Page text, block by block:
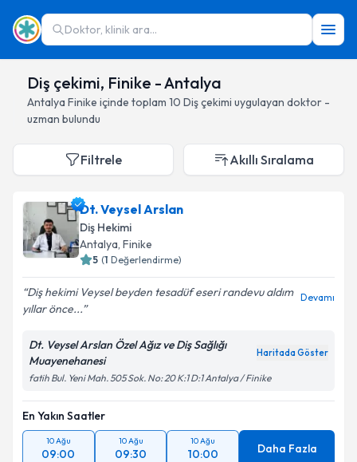
Doktor, klinik ara...
Diş çekimi, Finike - Antalya
Antalya Finike içinde toplam 10 Diş çekimi uygulayan doktor -
uzman bulundu
Filtrele Akıllı Sıralama
Dt. Veysel Arslan
Diş Hekimi
Antalya, Finike
5 (1 Değerlendirme)
Diş hekimi Veysel beyden tesadüf eseri randevu aldım
yıllar önce...
Devamı
Dt. Veysel Arslan Özel Ağız ve Diş Sağlığı
Muayenehanesi
Haritada Göster
fatih Bul. Yeni Mah. 505 Sok. No: 20 K:1 D:1 Antalya / Finike
En Yakın Saatler
10 Ağu
09:00
10 Ağu
09:30
10 Ağu
10:00 Daha Fazla